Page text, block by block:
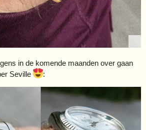
in de komende maanden over gaan
Seville
: